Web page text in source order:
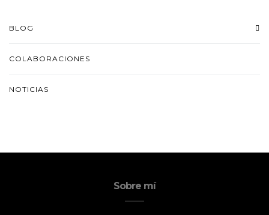
BLOG
COLABORACIONES
NOTICIAS
Sobre mí